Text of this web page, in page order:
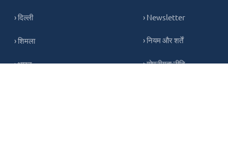
› दिल्ली
› शिमला
› भारत
› Newsletter
› नियम और शर्तें
› गोपनीयता नीति